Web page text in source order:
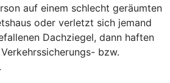
auf einem schlecht geräumten
oder verletzt sich jemand
Dachziegel, dann haften
bzw.